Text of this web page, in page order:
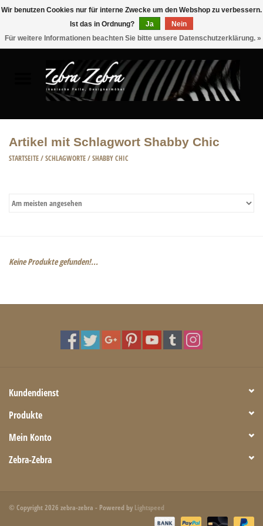
MÖBEL
WOHNACCESSOIRES
Artikel mit Schlagwort Shabby Chic
STARTSEITE/SCHLAGWORTE/SHABBY CHIC
Keine Produkte gefunden!...
Kundendienst
Produkte
Mein Konto
Zebra-Zebra
© Copyright 2026 zebra-zebra - Powered by Lightspeed
Wir benutzen Cookies nur für interne Zwecke um den Webshop zu verbessern.
Ist das in Ordnung?
Ja
Nein
Für weitere Informationen beachten Sie bitte unsere Datenschutzerklärung. »